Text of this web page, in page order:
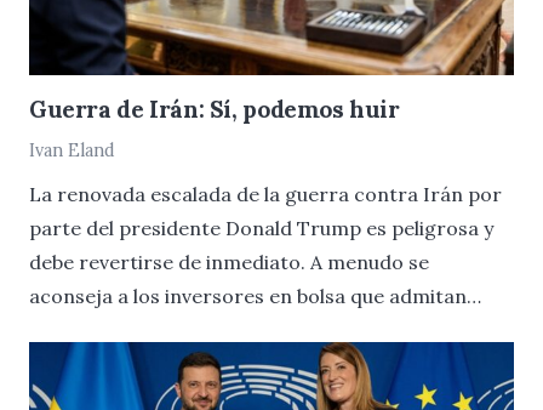
Guerra de Irán: Sí, podemos huir
Ivan Eland
La renovada escalada de la guerra contra Irán por
parte del presidente Donald Trump es peligrosa y
debe revertirse de inmediato. A menudo se
aconseja a los inversores en bolsa que admitan…